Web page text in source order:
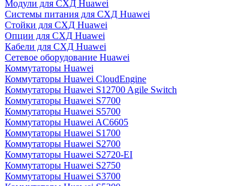
Модули для СХД Huawei
Системы питания для СХД Huawei
Стойки для СХД Huawei
Опции для СХД Huawei
Кабели для СХД Huawei
Сетевое оборудование Huawei
Коммутаторы Huawei
Коммутаторы Huawei CloudEngine
Коммутаторы Huawei S12700 Agile Switch
Коммутаторы Huawei S7700
Коммутаторы Huawei S5700
Коммутаторы Huawei AC6605
Коммутаторы Huawei S1700
Коммутаторы Huawei S2700
Коммутаторы Huawei S2720-EI
Коммутаторы Huawei S2750
Коммутаторы Huawei S3700